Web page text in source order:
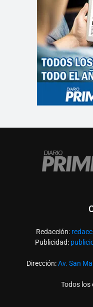
Redacción:
Publicidad:
Dirección:Av. San
Todos los